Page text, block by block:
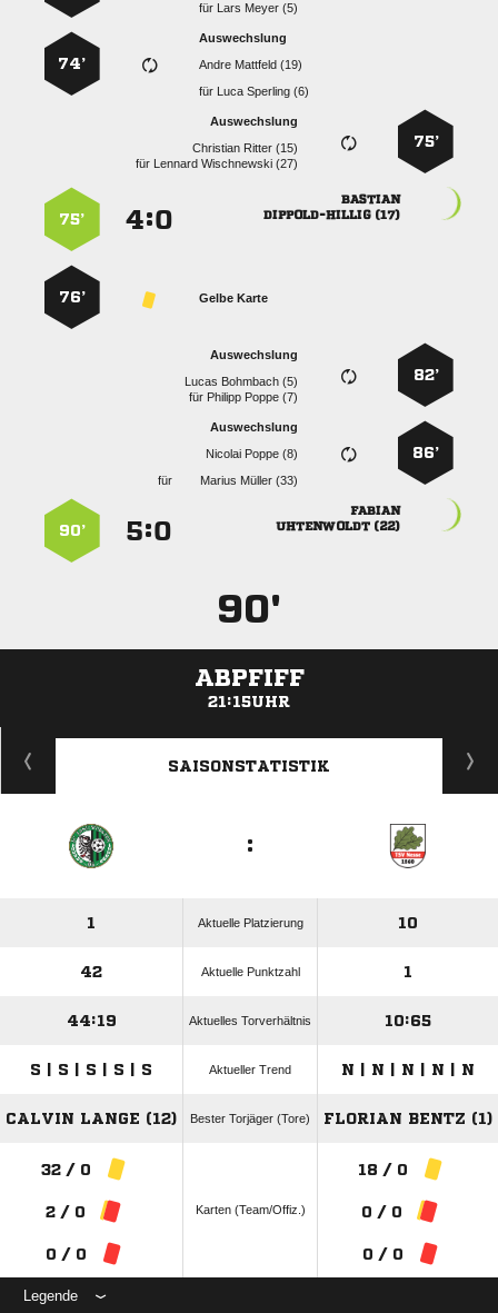
für   
Auswechslung
  
für   
74’
75’
Auswechslung
  
für   

 
:
75’
Gelbe Karte
76’
82’
Auswechslung
  
für   
86’
Auswechslung
  
für
  

 
:
90’
90'
ABPFIFF
21:15UHR
ANZEIGE
SAISONSTATISTIK
:
1 Aktuelle Platzierung 10
42 Aktuelle Punktzahl 1
44:19 Aktuelles Torverhältnis 10:65
S | S | S | S | S Aktueller Trend N | N | N | N | N
CALVIN LANGE (12) Bester Torjäger (Tore) FLORIAN BENTZ (1)
32 / 0
2 / 0
0 / 0
Karten (Team/Offiz.)
18 / 0
0 / 0
0 / 0
Legende